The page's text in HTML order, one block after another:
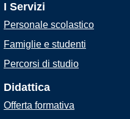
I Servizi
Personale scolastico
Famiglie e studenti
Percorsi di studio
Didattica
Offerta formativa